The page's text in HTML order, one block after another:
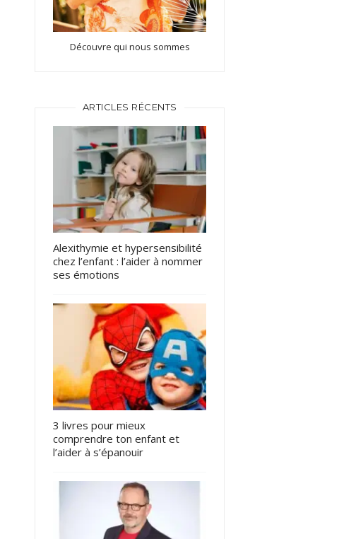
Découvre qui nous sommes
ARTICLES RÉCENTS
Alexithymie et hypersensibilité
chez l’enfant : l’aider à nommer
ses émotions
3 livres pour mieux
comprendre ton enfant et
l’aider à s’épanouir